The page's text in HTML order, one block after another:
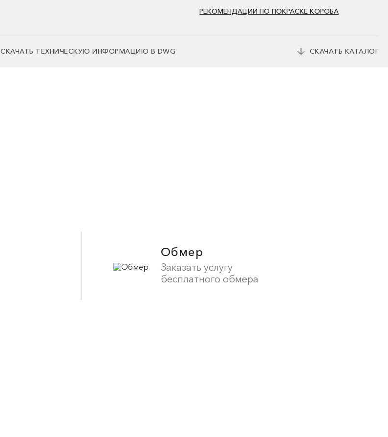
РЕКОМЕНДАЦИИ ПО ПОКРАСКЕ КОРОБА
СКАЧАТЬ ТЕХНИЧЕСКУЮ ИНФОРМАЦИЮ В DWG СКАЧАТЬ КАТАЛОГ
Обмер
Заказать услугу
бесплатного обмера